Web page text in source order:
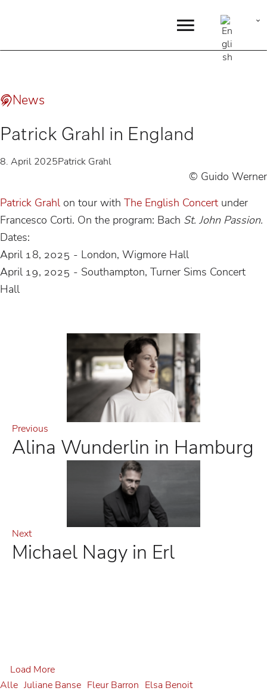
News
Patrick Grahl in England
8. April 2025Patrick Grahl
© Guido Werner
Patrick Grahl on tour with The English Concert under
Francesco Corti. On the program: Bach St. John Passion.
Dates:
April 18, 2025 - London, Wigmore Hall
April 19, 2025 - Southampton, Turner Sims Concert
Hall
Previous
Alina Wunderlin in Hamburg
Next
Michael Nagy in Erl
Load More
Alle Juliane Banse Fleur Barron Elsa Benoit